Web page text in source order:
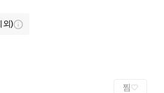
외)
찜